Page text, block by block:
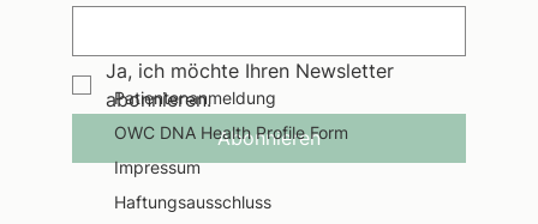
Ja, ich möchte Ihren Newsletter
abonnieren.
Abonnieren
Patientenanmeldung
OWC DNA Health Profile Form
Impressum
Haftungsausschluss